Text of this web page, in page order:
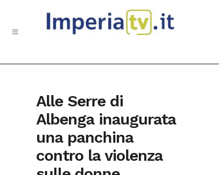
Alle Serre di
Albenga inaugurata
una panchina
contro la violenza